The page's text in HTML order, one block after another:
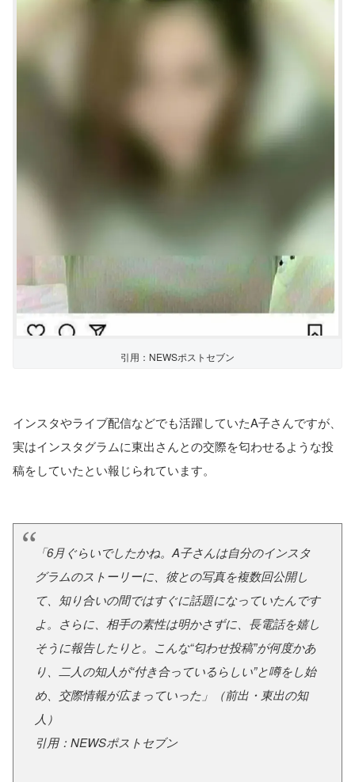
引用：NEWSポストセブン
インスタやライブ配信などでも活躍していたA子さんですが、
実はインスタグラムに東出さんとの交際を匂わせるような投
稿をしていたとい報じられています。
「6月ぐらいでしたかね。A子さんは自分のインスタ
グラムのストーリーに、彼との写真を複数回公開し
て、知り合いの間ではすぐに話題になっていたんです
よ。さらに、相手の素性は明かさずに、長電話を嬉し
そうに報告したりと。こんな“匂わせ投稿”が何度かあ
り、二人の知人が“付き合っているらしい”と噂をし始
め、交際情報が広まっていった」（前出・東出の知
人）
引用：NEWSポストセブン